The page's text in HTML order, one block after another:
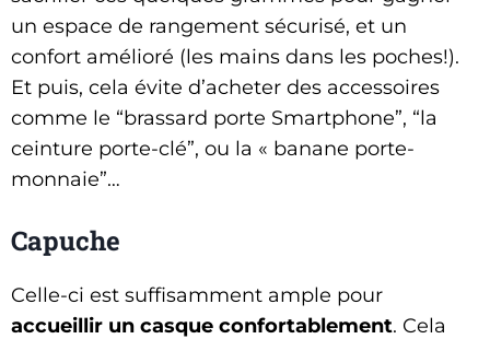
un espace de rangement sécurisé, et un
confort amélioré (les mains dans les poches!).
Et puis, cela évite d’acheter des accessoires
comme le “brassard porte Smartphone”, “la
ceinture porte-clé”, ou la « banane porte-
monnaie”…
Capuche
Celle-ci est suffisamment ample pour
accueillir un casque confortablement. Cela